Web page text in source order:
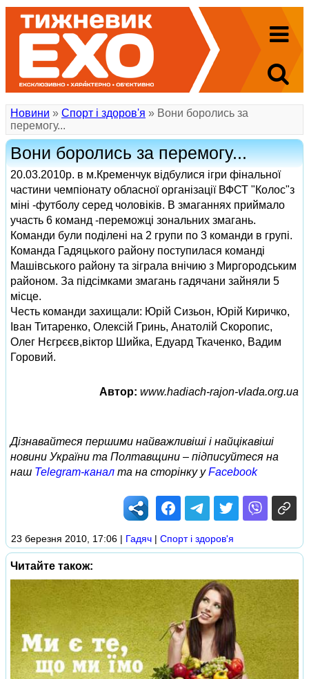
Новини » Спорт і здоров'я » Вони боролись за
перемогу...
Вони боролись за перемогу...
20.03.2010р. в м.Кременчук відбулися ігри фінальної
частини чемпіонату обласної організації ВФСТ "Колос"з
міні -футболу серед чоловіків. В змаганнях приймало
участь 6 команд -переможці зональних змагань.
Команди були поділені на 2 групи по 3 команди в групі.
Команда Гадяцького району поступилася команді
Машівського району та зіграла внічию з Миргородським
районом. За підсімками змагань гадячани зайняли 5
місце.
Честь команди захищали: Юрій Сизьон, Юрій Киричко,
Іван Титаренко, Олексій Гринь, Анатолій Скоропис,
Олег Нєгрєєв,віктор Шийка, Едуард Ткаченко, Вадим
Горовий.
Автор: www.hadiach-rajon-vlada.org.ua
Дізнавайтеся першими найважливіші і найцікавіші
новини України та Полтавщини – підписуйтеся на
наш Telegram-канал та на сторінку уFacebook
23 березня 2010, 17:06 | Гадяч | Спорт і здоров'я
Читайте також: